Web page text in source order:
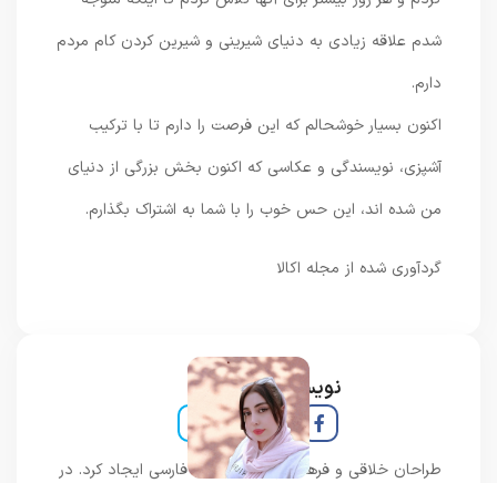
شدم علاقه زیادی به دنیای شیرینی و شیرین کردن کام مردم
اکنون بسیار خوشحالم که این فرصت را دارم تا با ترکیب
آشپزی، نویسندگی و عکاسی که اکنون بخش بزرگی از دنیای
من شده اند، این حس خوب را با شما به اشتراک بگذارم.
گردآوری شده از مجله اکالا
نویسنده و خبرنگار
طراحان خلاقی و فرهنگ پیشرو در زبان فارسی ایجاد کرد. در